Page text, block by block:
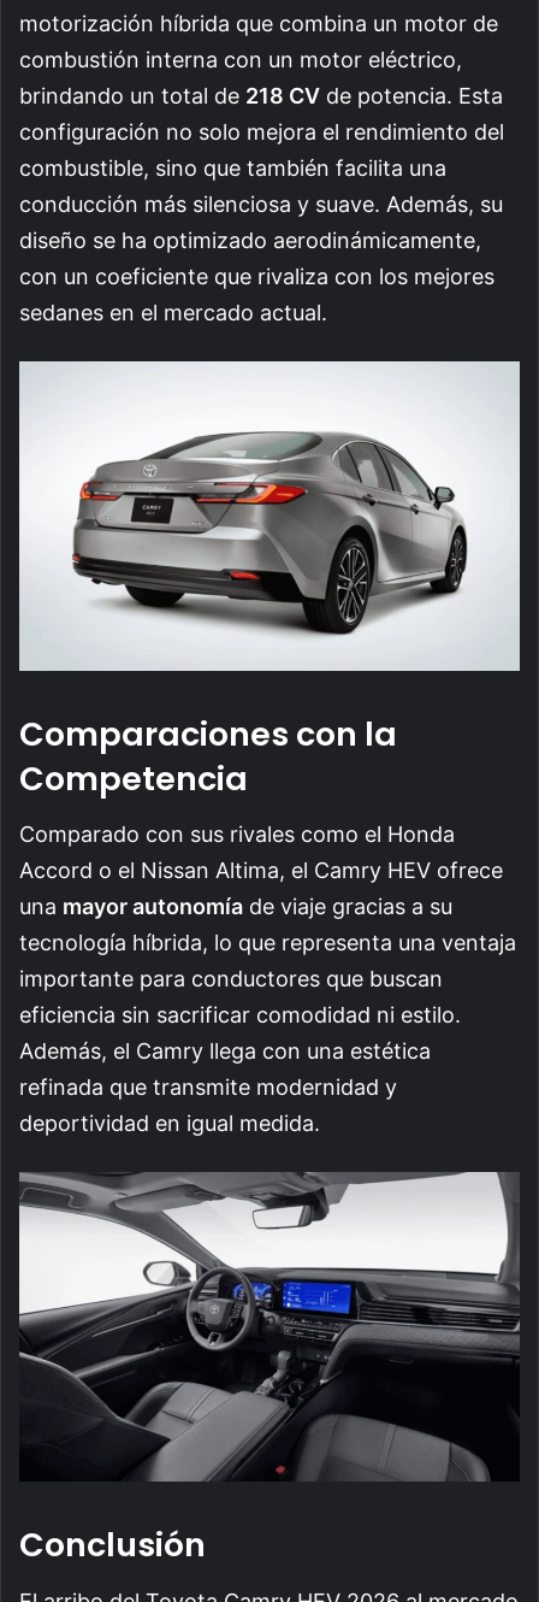
motorización híbrida que combina un motor de
combustión interna con un motor eléctrico,
brindando un total de 218 CV de potencia. Esta
configuración no solo mejora el rendimiento del
combustible, sino que también facilita una
conducción más silenciosa y suave. Además, su
diseño se ha optimizado aerodinámicamente,
con un coeficiente que rivaliza con los mejores
sedanes en el mercado actual.
Comparaciones con la
Competencia
Comparado con sus rivales como el Honda
Accord o el Nissan Altima, el Camry HEV ofrece
una mayor autonomía de viaje gracias a su
tecnología híbrida, lo que representa una ventaja
importante para conductores que buscan
eficiencia sin sacrificar comodidad ni estilo.
Además, el Camry llega con una estética
refinada que transmite modernidad y
deportividad en igual medida.
Conclusión